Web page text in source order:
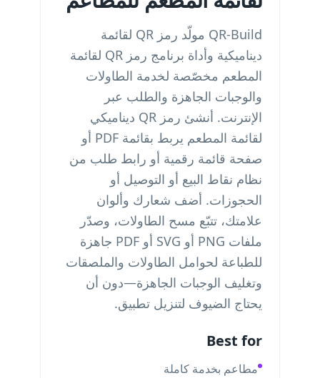
QR-Build مولّد رمز QR لقائمة
ديناميكية وأداة برنامج رمز QR لقائمة
المطعم مخصّصة لخدمة الطاولات
والوجبات الجاهزة والطلب عبر
الإنترنت. أنشئ رمز QR ديناميكي
لقائمة المطعم يربط بقائمة PDF أو
صفحة قائمة رقمية أو رابط طلب من
نظام نقاط البيع أو التوصيل أو
الحجوزات. أضف شعارك وألوان
علامتك، تتبّع مسح الطاولات، وصدّر
ملفات PNG أو SVG أو PDF جاهزة
للطباعة لحوامل الطاولات والملصقات
وتغليف الوجبات الجاهزة—دون أن
يحتاج الضيوف لتنزيل تطبيق.
Best for
مطاعم بخدمة كاملة